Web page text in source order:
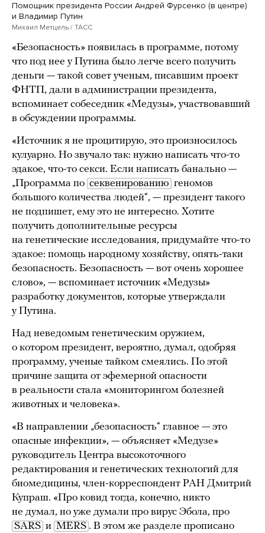
Помощник президента России Андрей Фурсенко (в центре)
и Владимир Путин
Михаил Метцель / ТАСС
«Безопасность» появилась в программе, потому
что под нее у Путина было легче всего получить
деньги — такой совет ученым, писавшим проект
ФНТП, дали в администрации президента,
вспоминает собеседник «Медузы», участвовавший
в обсуждении программы.
«Источник я не процитирую, это произносилось
кулуарно. Но звучало так: нужно написать что-то
эдакое, что-то секси. Если написать банально —
„Программа по секвенированию геномов
большого количества людей“, — президент такого
не подпишет, ему это не интересно. Хотите
получить дополнительные ресурсы
на генетические исследования, придумайте что-то
эдакое: помощь народному хозяйству, опять-таки
безопасность. Безопасность — вот очень хорошее
слово», — вспоминает источник «Медузы»
разработку документов, которые утверждали
у Путина.
Над неведомым генетическим оружием,
о котором президент, вероятно, думал, одобряя
программу, ученые тайком смеялись. По этой
причине защита от эфемерной опасности
в реальности стала «мониторингом болезней
животных и человека».
«В направлении „безопасность“ главное — это
опасные инфекции», — объясняет «Медузе»
руководитель Центра высокоточного
редактирования и генетических технологий для
биомедицины, член-корреспондент РАН Дмитрий
Купраш. «Про ковид тогда, конечно, никто
не думал, но уже думали про вирус Эбола, про
SARS и MERS . В этом же разделе прописано